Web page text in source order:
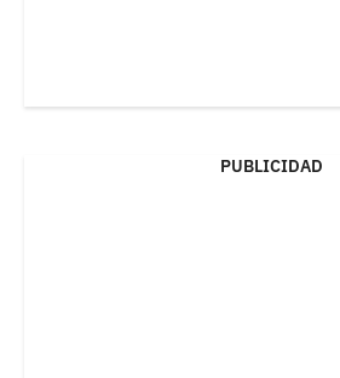
PUBLICIDAD